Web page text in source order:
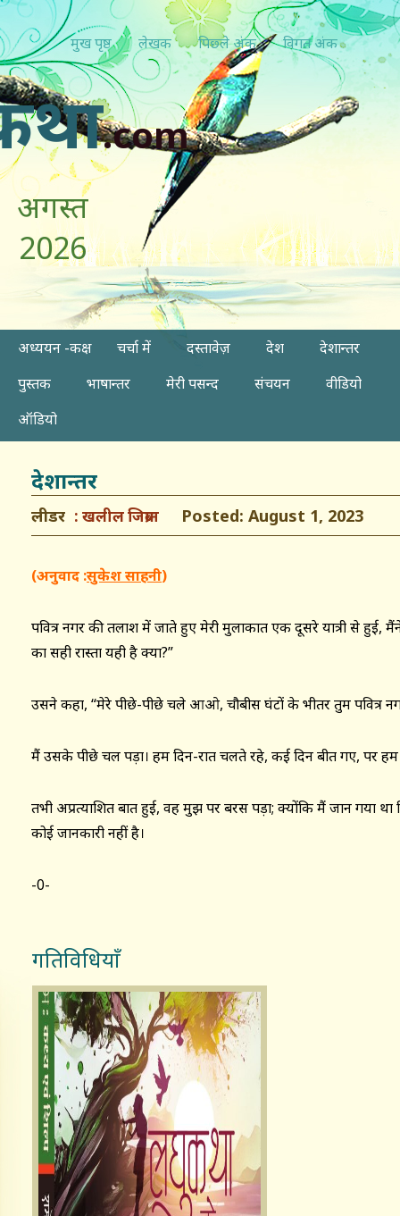
मुख पृष्ठ लेखक पिछ्ले अंक विगत अंक
.com
अगस्त
2026
अध्ययन -कक्ष चर्चा में दस्तावेज़ देश
देशान्तर
पुस्तक
भाषान्तर मेरी पसन्द संचयन
वीडियो
ऑडियो
देशान्तर
लीडर खलील जिब्रान Posted: August 1, 2023
(अनुवाद :सुकेश साहनी)
पवित्र नगर की तलाश में जाते हुए मेरी मुलाकात एक दूसरे यात्री से हुई,
का सही रास्ता यही है क्या?”
उसने कहा, “मेरे पीछे-पीछे चले आओ, चौबीस घंटों के भीतर तुम पवित्र
मैं उसके पीछे चल पड़ा। हम दिन-रात चलते रहे, कई दिन बीत गए, पर हम
तभी अप्रत्याशित बात हुई, वह मुझ पर बरस पड़ा; क्योंकि मैं जान गया था
कोई जानकारी नहीं है।
-0-
गतिविधियाँ